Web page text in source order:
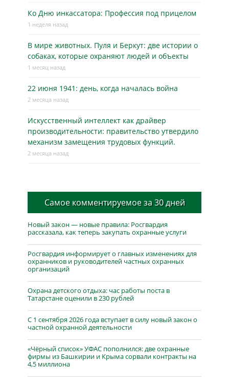
Ко Дню инкассатора: Профессия под прицелом
1 неделя назад
В мире животных. Пуля и Беркут: две истории о
собаках, которые охраняют людей и объекты
1 месяц назад
22 июня 1941: день, когда началась война
2 месяца назад
Искусственный интеллект как драйвер
производительности: правительство утвердило
механизм замещения трудовых функций.
2 месяца назад
Самое комментируемое за 30 дней
Новый закон — новые правила: Росгвардия
рассказала, как теперь закупать охранные услуги
Росгвардия информирует о главных изменениях для
охранников и руководителей частных охранных
организаций
Охрана детского отдыха: час работы поста в
Татарстане оценили в 230 рублей
С 1 сентября 2026 года вступает в силу новый закон о
частной охранной деятельности
«Чёрный список» УФАС пополнился: две охранные
фирмы из Башкирии и Крыма сорвали контракты на
4,5 миллиона